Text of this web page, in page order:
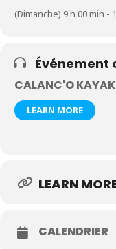
(Dimanche) 9 h 00 min -
Événement
CALANC'O KAYAK
LEARN MORE
LEARN
CALENDRIER